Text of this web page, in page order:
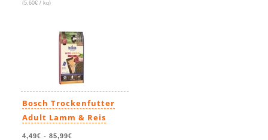
(5,60€ / kg)
Bosch Trockenfutter
Adult Lamm & Reis
4,49€ - 85,99€